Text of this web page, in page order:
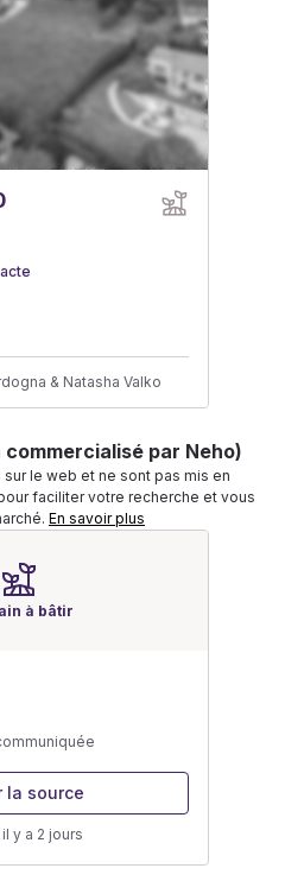
& Natasha Valko
par Neho)
le web et ne sont pas mis en
faciliter votre recherche et vous
En savoir plus
à bâtir
la source
y a 2 jours